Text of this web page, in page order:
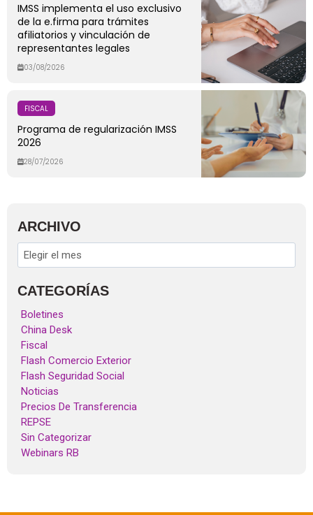
IMSS implementa el uso exclusivo
de la e.firma para trámites
afiliatorios y vinculación de
representantes legales
03/08/2026
FISCAL
Programa de regularización IMSS
2026
28/07/2026
ARCHIVO
CATEGORÍAS
Boletines
China Desk
Fiscal
Flash Comercio Exterior
Flash Seguridad Social
Noticias
Precios De Transferencia
REPSE
Sin Categorizar
Webinars RB